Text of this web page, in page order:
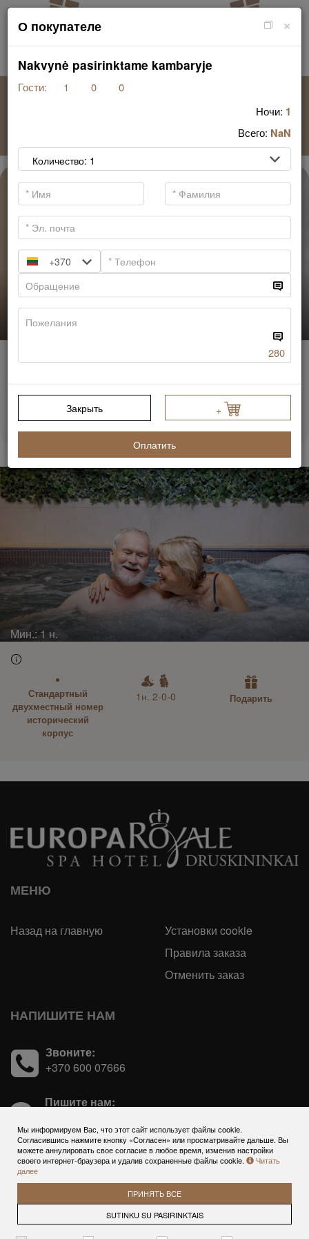
Подарить
Мини-номер с
двуспальной
кроватью
1н. 1-0-0
Мин.: 1 н.
Подарить
Стандартный
двухместный номер
исторический
корпус
1н. 2-0-0
×
О покупателе
Nakvynė pasirinktame kambaryje
Гости: 1 0
0
Ночи: 1
Всего: NaN
+370
280
Закрыть +
Оплатить
МЕНЮ
Назад на главную
Установки cookie
Правила заказа
Отменить заказ
НАПИШИТЕ НАМ
Звоните:
+370 600 07666
Пишите нам:
© 2026Гостиница Europa Royale Druskininkai - система
online резервации и продарочные купоны. Все права защищены
Мы информируем Вас, что этот сайт использует файлы cookie.
Согласившись нажмите кнопку «Согласен» или просматривайте дальше. Вы
можете аннулировать свое согласие в любое время, изменив настройки
своего интернет-браузера и удалив сохраненные файлы cookie.
Читать
далее
ПРИНЯТЬ ВСЕ
SUTINKU SU PASIRINKTAIS